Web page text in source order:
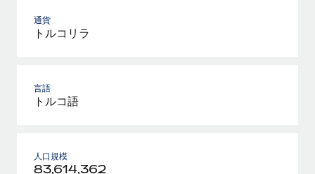
通貨
トルコリラ
言語
トルコ語
人口規模
83,614,362